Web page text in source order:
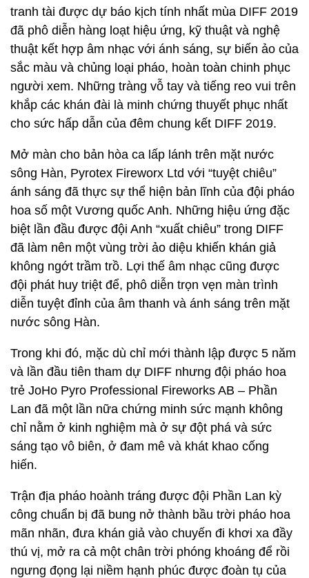
tranh tài được dự báo kịch tính nhất mùa DIFF 2019
đã phô diễn hàng loạt hiệu ứng, kỹ thuật và nghệ
thuật kết hợp âm nhạc với ánh sáng, sự biến ảo của
sắc màu và chủng loại pháo, hoàn toàn chinh phục
người xem. Những tràng vỗ tay và tiếng reo vui trên
khắp các khán đài là minh chứng thuyết phục nhất
cho sức hấp dẫn của đêm chung kết DIFF 2019.
Mở màn cho bản hòa ca lấp lánh trên mặt nước
sông Hàn, Pyrotex Fireworx Ltd với “tuyệt chiêu”
ánh sáng đã thực sự thể hiện bản lĩnh của đội pháo
hoa số một Vương quốc Anh. Những hiệu ứng đặc
biệt lần đầu được đội Anh “xuất chiêu” trong DIFF
đã làm nên một vùng trời ảo diệu khiến khán giả
không ngớt trầm trồ. Lợi thế âm nhạc cũng được
đội phát huy triệt để, phô diễn trọn vẹn màn trình
diễn tuyệt đỉnh của âm thanh và ánh sáng trên mặt
nước sông Hàn.
Trong khi đó, mặc dù chỉ mới thành lập được 5 năm
và lần đầu tiên tham dự DIFF nhưng đội pháo hoa
trẻ JoHo Pyro Professional Fireworks AB – Phần
Lan đã một lần nữa chứng minh sức mạnh không
chỉ nằm ở kinh nghiệm mà ở sự đột phá và sức
sáng tạo vô biên, ở đam mê và khát khao cống
hiến.
Trận địa pháo hoành tráng được đội Phần Lan kỳ
công chuẩn bị đã bung nở thành bầu trời pháo hoa
mãn nhãn, đưa khán giả vào chuyến đi khơi xa đầy
thú vị, mở ra cả một chân trời phóng khoáng để rồi
ngưng đọng lại niềm hạnh phúc được đoàn tụ của